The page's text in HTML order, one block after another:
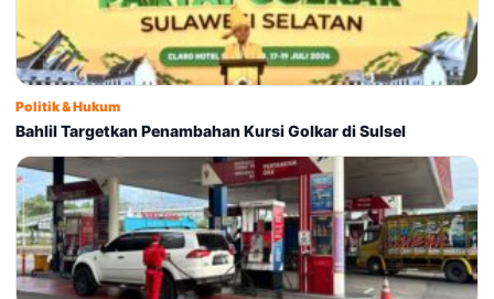
Politik & Hukum
Bahlil Targetkan Penambahan Kursi Golkar di Sulsel